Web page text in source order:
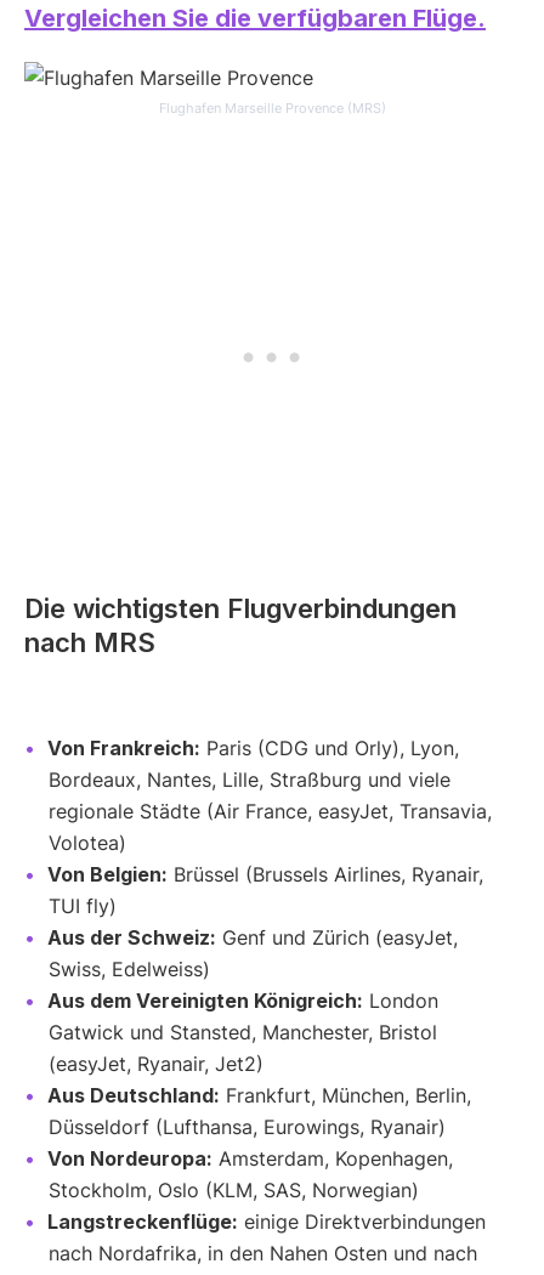
Vergleichen Sie die verfügbaren Flüge.
Flughafen Marseille Provence (MRS)
Die wichtigsten Flugverbindungen
nach MRS
Von Frankreich: Paris (CDG und Orly), Lyon,
Bordeaux, Nantes, Lille, Straßburg und viele
regionale Städte (Air France, easyJet, Transavia,
Volotea)
Von Belgien: Brüssel (Brussels Airlines, Ryanair,
TUI fly)
Aus der Schweiz: Genf und Zürich (easyJet,
Swiss, Edelweiss)
Aus dem Vereinigten Königreich: London
Gatwick und Stansted, Manchester, Bristol
(easyJet, Ryanair, Jet2)
Aus Deutschland: Frankfurt, München, Berlin,
Düsseldorf (Lufthansa, Eurowings, Ryanair)
Von Nordeuropa: Amsterdam, Kopenhagen,
Stockholm, Oslo (KLM, SAS, Norwegian)
Langstreckenflüge: einige Direktverbindungen
nach Nordafrika, in den Nahen Osten und nach